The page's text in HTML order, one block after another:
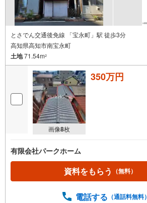
とさでん交通後免線 「宝永町」駅 徒歩3分
高知県高知市南宝永町
土地71.54m2
画像8枚
350万円
有限会社パークホーム
資料をもらう （無料）
電話する （通話料無料）